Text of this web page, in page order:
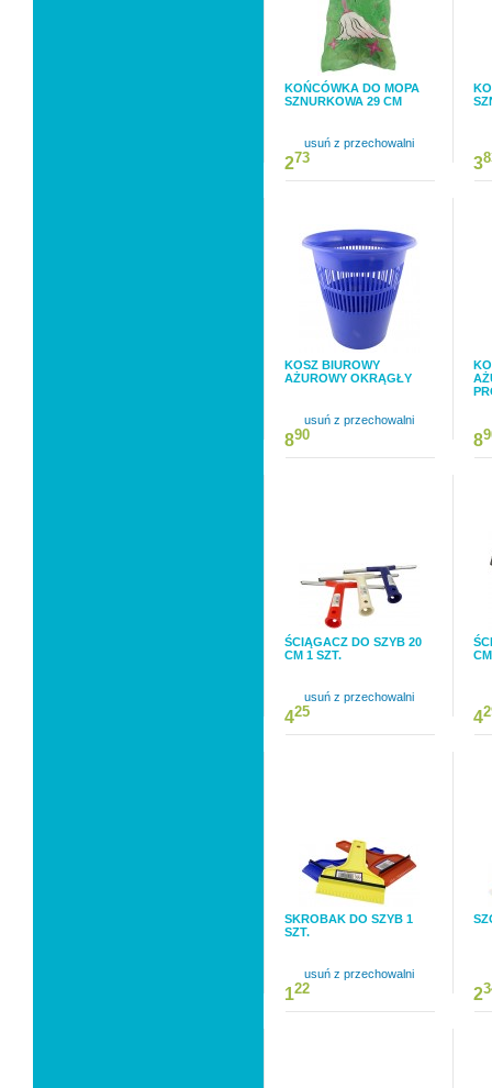
KOŃCÓWKA DO MOPA
SZNURKOWA 29 CM
usuń z przechowalni
273 3
KOSZ BIUROWY
AŻUROWY OKRĄGŁY
usuń z przechowalni
890 8
ŚCIĄGACZ DO SZYB 20
CM 1 SZT.
usuń z przechowalni
425 4
SKROBAK DO SZYB 1
SZT.
usuń z przechowalni
122 2